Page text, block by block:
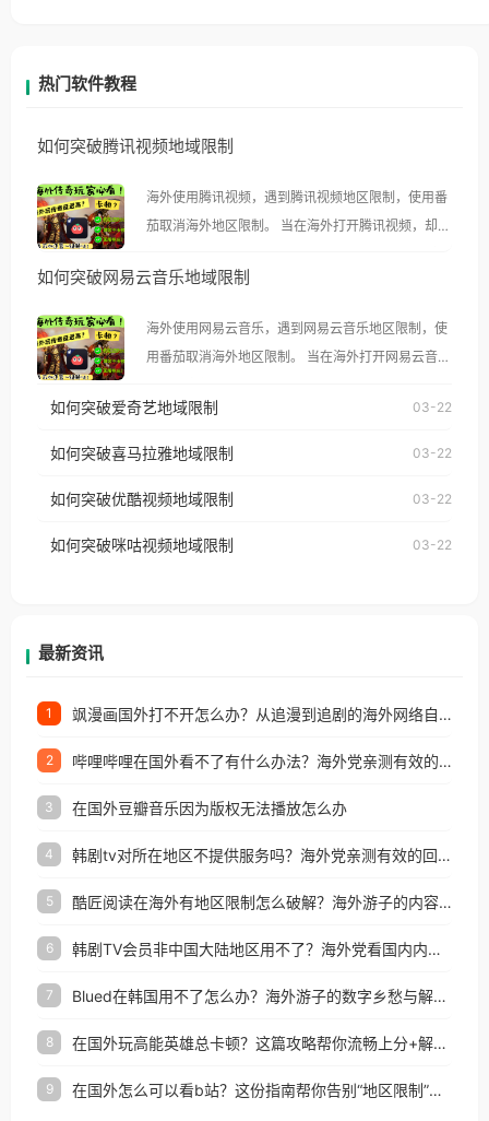
热门软件教程
如何突破腾讯视频地域限制
海外使用腾讯视频，遇到腾讯视频地区限制，使用番
茄取消海外地区限制。 当在海外打开腾讯视频，却突
示语。 海外用户如香港、澳门、台湾、美国、加拿
像其他音乐平台一样，出现地区及版权限制问题，且
仅能在中国大陆地区播放。 遇到这个问题的朋友们，
使用番茄回国加速器，即可解决「海外用户收听腾讯
台湾、美国、加拿大、澳大利亚、欧洲等国家和地区
权限制所困扰。
如何突破网易云音乐地域限制
海外使用网易云音乐，遇到网易云音乐地区限制，使
用番茄取消海外地区限制。 当在海外打开网易云音
播放”的提示语。 海外用户如香港、澳门、台湾、美
国、加拿大、澳大利亚、欧洲等国家和地区时，网易
制问题，且仅能在中国大陆地区播放。 遇到这个问题
户收听网易云音乐地区版权限制」的问题，无论人在
如何突破爱奇艺地域限制 03-22
如何突破喜马拉雅地域限制 03-22
如何突破优酷视频地域限制 03-22
如何突破咪咕视频地域限制 03-22
最新资讯
1 飒漫画国外打不开怎么办？从追漫到追剧的海外网络自由之路
2 哔哩哔哩在国外看不了有什么办法？海外党亲测有效的回国加速解决方案
3 在国外豆瓣音乐因为版权无法播放怎么办
4 韩剧tv对所在地区不提供服务吗？海外党亲测有效的回国加速解决方案
5 酷匠阅读在海外有地区限制怎么破解？海外游子的内容归乡路
6 韩剧TV会员非中国大陆地区用不了？海外党看国内内容的加速器选择指南
7 Blued在韩国用不了怎么办？海外游子的数字乡愁与解决方案
8 在国外玩高能英雄总卡顿？这篇攻略帮你流畅上分+解锁国内影音自由
9 在国外怎么可以看b站？这份指南帮你告别“地区限制”的烦恼